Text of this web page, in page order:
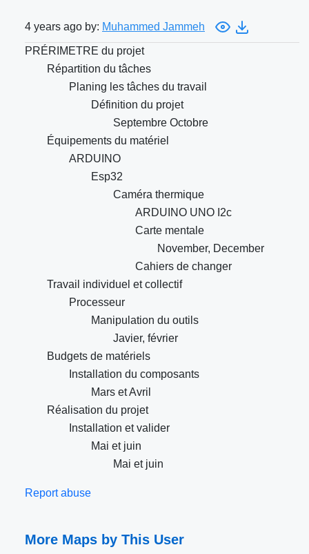
4 years ago by: Muhammed Jammeh
PRÉRIMETRE du projet
Répartition du tâches
Planing les tâches du travail
Définition du projet
Septembre Octobre
Équipements du matériel
ARDUINO
Esp32
Caméra thermique
ARDUINO UNO I2c
Carte mentale
November, December
Cahiers de changer
Travail individuel et collectif
Processeur
Manipulation du outils
Javier, février
Budgets de matériels
Installation du composants
Mars et Avril
Réalisation du projet
Installation et valider
Mai et juin
Mai et juin
Report abuse
More Maps by This User